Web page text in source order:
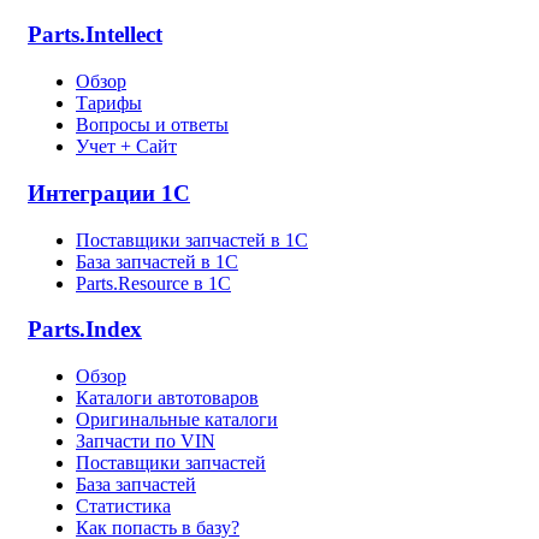
Parts.Intellect
Обзор
Тарифы
Вопросы и ответы
Учет + Сайт
Интеграции 1С
Поставщики запчастей в 1C
База запчастей в 1С
Parts.Resource в 1C
Parts.Index
Обзор
Каталоги автотоваров
Оригинальные каталоги
Запчасти по VIN
Поставщики запчастей
База запчастей
Статистика
Как попасть в базу?